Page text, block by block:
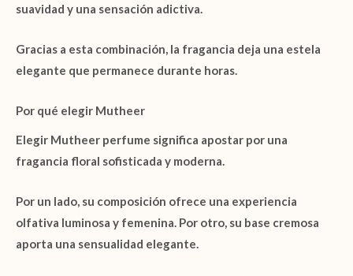
suavidad y una sensación adictiva.
Gracias a esta combinación, la fragancia deja una estela
elegante que permanece durante horas.
Por qué elegir Mutheer
Elegir Mutheer perfume significa apostar por una
fragancia floral sofisticada y moderna.
Por un lado, su composición ofrece una experiencia
olfativa luminosa y femenina. Por otro, su base cremosa
aporta una sensualidad elegante.